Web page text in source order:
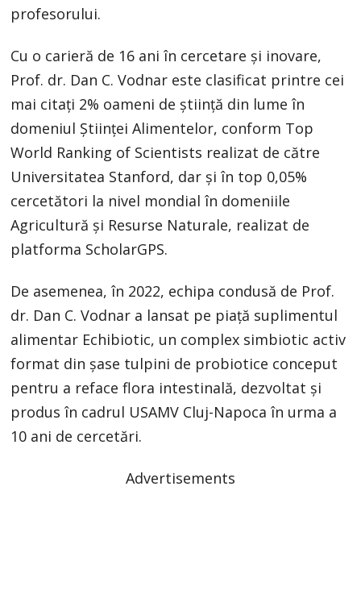
profesorului.
Cu o carieră de 16 ani în cercetare și inovare,
Prof. dr. Dan C. Vodnar este clasificat printre cei
mai citați 2% oameni de știință din lume în
domeniul Științei Alimentelor, conform Top
World Ranking of Scientists realizat de către
Universitatea Stanford, dar și în top 0,05%
cercetători la nivel mondial în domeniile
Agricultură și Resurse Naturale, realizat de
platforma ScholarGPS.
De asemenea, în 2022, echipa condusă de Prof.
dr. Dan C. Vodnar a lansat pe piață suplimentul
alimentar Echibiotic, un complex simbiotic activ
format din șase tulpini de probiotice conceput
pentru a reface flora intestinală, dezvoltat și
produs în cadrul USAMV Cluj-Napoca în urma a
10 ani de cercetări.
Advertisements